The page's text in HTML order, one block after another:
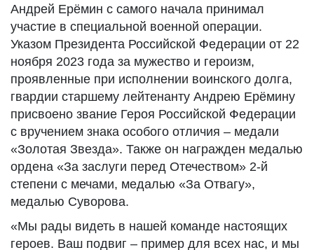
Андрей Ерёмин с самого начала принимал
участие в специальной военной операции.
Указом Президента Российской Федерации от 22
ноября 2023 года за мужество и героизм,
проявленные при исполнении воинского долга,
гвардии старшему лейтенанту Андрею Ерёмину
присвоено звание Героя Российской Федерации
с вручением знака особого отличия – медали
«Золотая Звезда». Также он награжден медалью
ордена «За заслуги перед Отечеством» 2-й
степени с мечами, медалью «За Отвагу»,
медалью Суворова.
«Мы рады видеть в нашей команде настоящих
героев. Ваш подвиг – пример для всех нас, и мы